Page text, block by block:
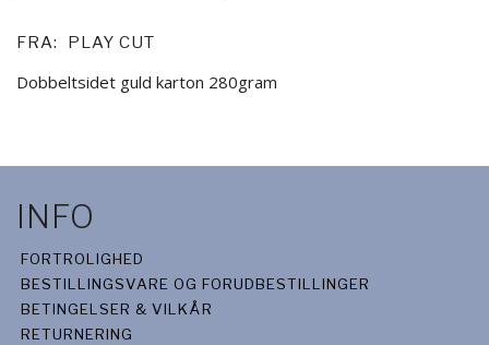
FRA: PLAY CUT
Dobbeltsidet guld karton 280gram
INFO
FORTROLIGHED
BESTILLINGSVARE OG FORUDBESTILLINGER
BETINGELSER & VILKÅR
RETURNERING